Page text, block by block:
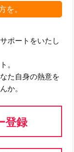
を。
ポートをいたし
。
た自身の熱意を
か。
登録